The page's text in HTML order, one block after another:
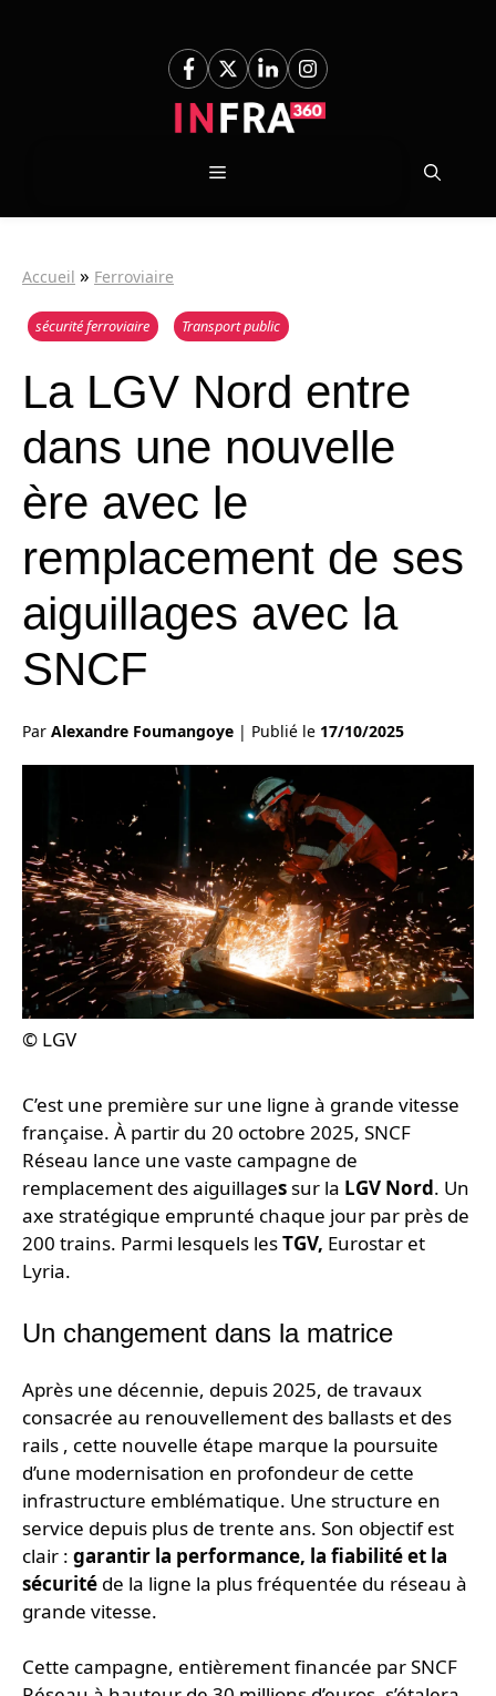
Menu
Accueil » Ferroviaire
sécurité ferroviaire Transport public
La LGV Nord entre
dans une nouvelle
ère avec le
remplacement de ses
aiguillages avec la
SNCF
Par Alexandre Foumangoye | Publié le 17/10/2025
© LGV
C’est une première sur une ligne à grande vitesse
française. À partir du 20 octobre 2025, SNCF
Réseau lance une vaste campagne de
remplacement des aiguillagessur la LGV Nord. Un
axe stratégique emprunté chaque jour par près de
200 trains. Parmi lesquels lesTGV, Eurostar et
Lyria.
Un changement dans la matrice
Après une décennie, depuis 2025, de travaux
consacrée au renouvellement des ballasts et des
rails , cette nouvelle étape marque la poursuite
d’une modernisation en profondeur de cette
infrastructure emblématique. Une structure en
service depuis plus de trente ans. Son objectif est
clair : garantir la performance, la fiabilité et la
sécurité de la ligne la plus fréquentée du réseau à
grande vitesse.
Cette campagne, entièrement financée par SNCF